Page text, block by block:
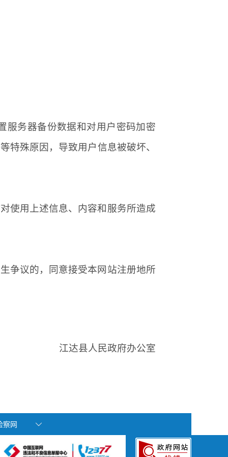
服务器备份数据和对用户密码加密
特殊原因，导致用户信息被破坏、
使用上述信息、内容和服务所造成
争议的，同意接受本网站注册地所
江达县人民政府办公室
察网